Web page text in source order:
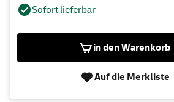
Sofort lieferbar
in den Warenkorb
Auf die Merkliste